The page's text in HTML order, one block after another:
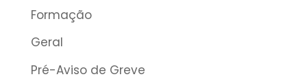
Formação
Geral
Pré-Aviso de Greve